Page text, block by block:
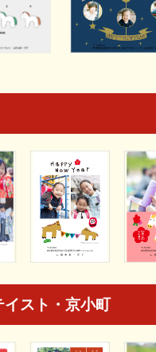
イスト・京小町